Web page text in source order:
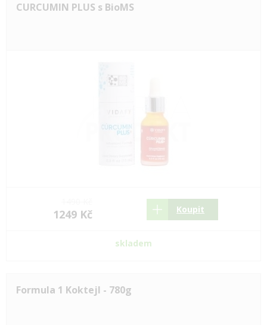
CURCUMIN PLUS s BioMS
1249 Kč Koupit
skladem
Formula 1 Koktejl - 780g